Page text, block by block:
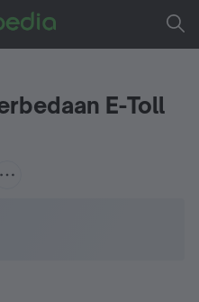
E-Toll